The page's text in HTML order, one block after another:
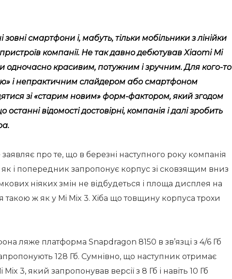
смартфони і, мабуть, тільки мобільники з лінійки
компанії. Не так давно дебютував Xiaomi Mi
одночасно красивим, потужним і зручним. Для кого-то
і непрактичним слайдером або смартфоном
зі «старим новим» форм-фактором, який згодом
відомості достовірні, компанія і далі зробить
про те, що в березні наступного року компанія
і попередник запропонує корпус зі сковзящим вниз
ніяких змін не відбудеться і площа дисплея на
такою ж як у Mi Mix 3. Хіба що товщину корпуса трохи
ляже платформа Snapdragon 8150 в зв’язці з 4/6 Гб
128 Гб. Сумнівно, що наступник отримає
3, який запропонував версії з 8 Гб і навіть 10 Гб